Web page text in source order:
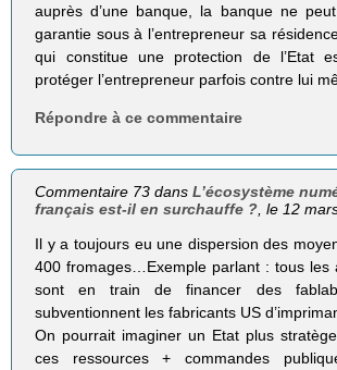
auprès d’une banque, la banque ne
garantie sous à l’entrepreneur sa
qui constitue une protection de l’Etat
protéger l’entrepreneur parfois contre lui
Répondre à ce commentaire
Commentaire 73 dansL’écosystème
français est-il en surchauffe ? , le 12
Il y a toujours eu une dispersion des
400 fromages…Exemple parlant : tous les
sont en train de financer des
subventionnent les fabricants US
On pourrait imaginer un Etat plus
ces ressources + commandes